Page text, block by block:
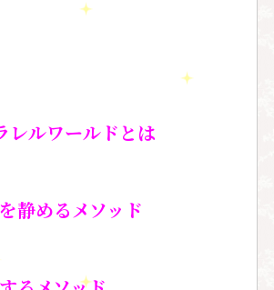
ルワールドとは
静めるメソッド